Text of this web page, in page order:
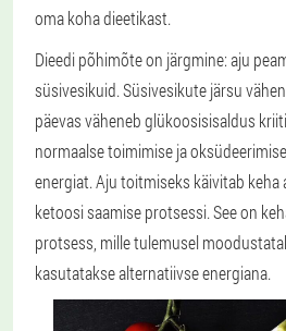
oma koha dieetikast.
Dieedi põhimõte on järgmine: aju
süsivesikuid. Süsivesikute järsu
päevas väheneb glükoosisisaldus
normaalse toimimise ja
energiat. Aju toitmiseks käivitab keha
ketoosi saamise protsessi. See on
protsess, mille tulemusel
kasutatakse alternatiivse energiana.